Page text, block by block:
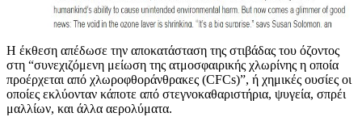
Η έκθεση απέδωσε την αποκατάσταση της στιβάδας του όζοντος
στη “συνεχιζόμενη μείωση της ατμοσφαιρικής χλωρίνης η οποία
προέρχεται από χλωροφθοράνθρακες (CFCs)”, ή χημικές ουσίες οι
οποίες εκλύονταν κάποτε από στεγνοκαθαριστήρια, ψυγεία, σπρέι
μαλλίων, και άλλα αερολύματα.